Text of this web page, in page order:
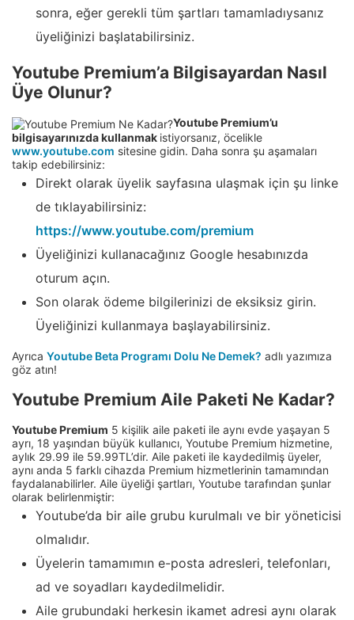
sonra, eğer gerekli tüm şartları tamamladıysanız
üyeliğinizi başlatabilirsiniz.
Youtube Premium’a Bilgisayardan Nasıl
Üye Olunur?
Youtube Premium’u
bilgisayarınızda kullanmak istiyorsanız, öcelikle
www.youtube.com sitesine gidin. Daha sonra şu aşamaları
takip edebilirsiniz:
Direkt olarak üyelik sayfasına ulaşmak için şu linke
de tıklayabilirsiniz:
https://www.youtube.com/premium
Üyeliğinizi kullanacağınız Google hesabınızda
oturum açın.
Son olarak ödeme bilgilerinizi de eksiksiz girin.
Üyeliğinizi kullanmaya başlayabilirsiniz.
Ayrıca Youtube Beta Programı Dolu Ne Demek? adlı yazımıza
göz atın!
Youtube Premium Aile Paketi Ne Kadar?
Youtube Premium 5 kişilik aile paketi ile aynı evde yaşayan 5
ayrı, 18 yaşından büyük kullanıcı, Youtube Premium hizmetine,
aylık 29.99 ile 59.99TL’dir. Aile paketi ile kaydedilmiş üyeler,
aynı anda 5 farklı cihazda Premium hizmetlerinin tamamından
faydalanabilirler. Aile üyeliği şartları, Youtube tarafından şunlar
olarak belirlenmiştir:
Youtube’da bir aile grubu kurulmalı ve bir yöneticisi
olmalıdır.
Üyelerin tamamımın e-posta adresleri, telefonları,
ad ve soyadları kaydedilmelidir.
Aile grubundaki herkesin ikamet adresi aynı olarak